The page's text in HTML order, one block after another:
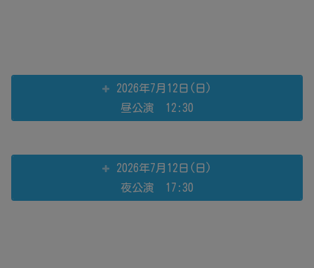
2026年7月12日(日)
昼公演 12:30
2026年7月12日(日)
夜公演 17:30